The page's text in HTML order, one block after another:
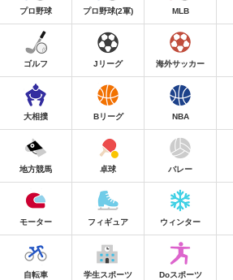
プロ野球 プロ野球(2軍) MLB
ゴルフ Jリーグ 海外サッカー
大相撲 Bリーグ NBA
地方競馬 卓球 バレー
モーター フィギュア ウィンター
自転車 学生スポーツ Doスポーツ